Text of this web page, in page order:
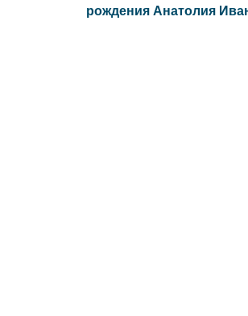
рождения Анатолия